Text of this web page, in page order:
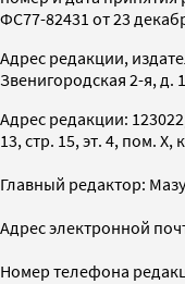
ФС77-82431 от 23
Адрес редакции,
Звенигородская 2-я, д.
Адрес редакции:
13, стр. 15, эт. 4, пом. X,
Главный редактор:
Адрес электронной
Номер телефона